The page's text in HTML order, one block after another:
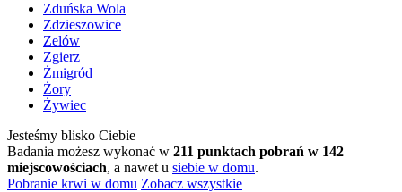
Zduńska Wola
Zdzieszowice
Zelów
Zgierz
Żmigród
Żory
Żywiec
Jesteśmy blisko Ciebie
Badania możesz wykonać w 211 punktach pobrań w 142
miejscowościach, a nawet u siebie w domu.
Pobranie krwi w domu Zobacz wszystkie